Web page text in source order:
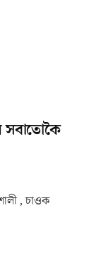
, চাওক